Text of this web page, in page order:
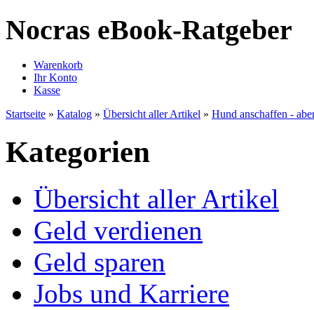
Nocras eBook-Ratgeber
Warenkorb
Ihr Konto
Kasse
Startseite » Katalog » Übersicht aller Artikel » Hund anschaffen -
Kategorien
Übersicht aller Artikel
Geld verdienen
Geld sparen
Jobs und Karriere